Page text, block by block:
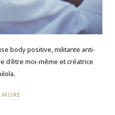
body positive, militante anti-
d'être moi-même et créatrice
MORE